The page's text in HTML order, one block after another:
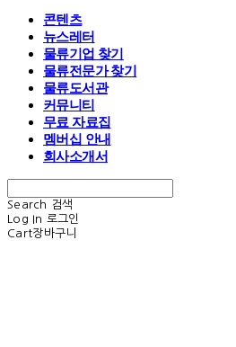
콘텐츠
뉴스레터
물류기업 찾기
물류전문가 찾기
물류도서관
커뮤니티
무료 자료집
멤버십 안내
회사소개서
Search
검색
Log In 로그인
Cart장바구니